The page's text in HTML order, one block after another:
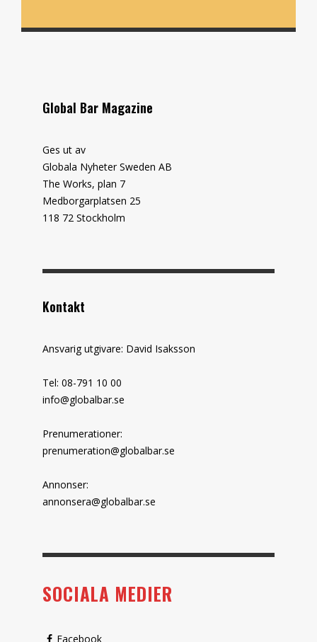
Global Bar Magazine
Ges ut av
Globala Nyheter Sweden AB
The Works, plan 7
Medborgarplatsen 25
118 72 Stockholm
Kontakt
Ansvarig utgivare: David Isaksson
Tel: 08-791 10 00
info@globalbar.se
Prenumerationer:
prenumeration@globalbar.se
Annonser:
annonsera@globalbar.se
SOCIALA MEDIER
Facebook